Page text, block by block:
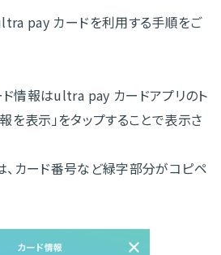
pay カードを利用する手順をご
情報はultra pay カードアプリのト
を表示」をタップすることで表示さ
、カード番号など緑字部分がコピペ